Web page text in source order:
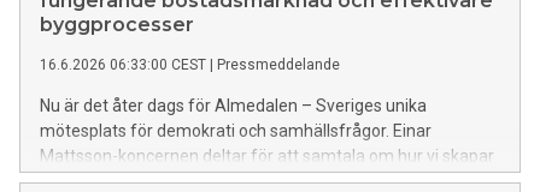
byggprocesser
16.6.2026 06:33:00 CEST Pressmeddelande
Nu är det åter dags för Almedalen – Sveriges unika
mötesplats för demokrati och samhällsfrågor. Einar
Mattsson-koncernen deltar för att samtala om hur vi skapar
en fungerande bostadsmarknad och effektivare